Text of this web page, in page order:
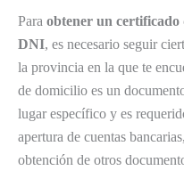
Para obtener un certificado
DNI, es necesario seguir
la provincia en la que te
de domicilio es un
lugar específico y es
apertura de cuentas
obtención de otros